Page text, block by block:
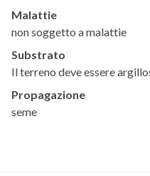
Malattie
non soggetto a malattie
Substrato
Il terreno deve essere
Propagazione
seme